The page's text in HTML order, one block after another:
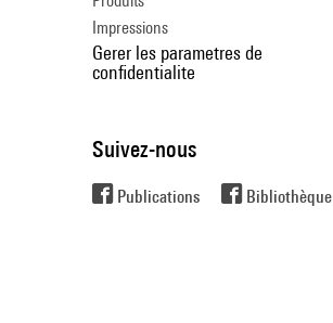
Impressions
Gerer les parametres de
confidentialite
Suivez-nous
Publications Bibliothèque